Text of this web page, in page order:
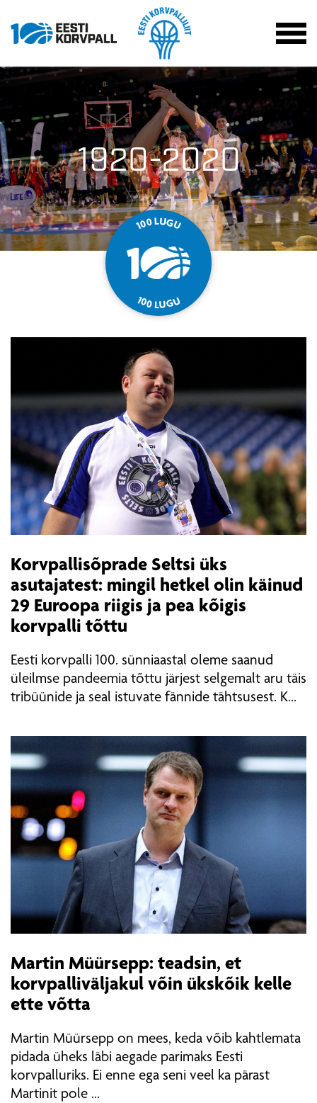
100LUGU
100LUGU
1920-2020
Korvpallisõprade Seltsi üks
asutajatest: mingil hetkel olin käinud
29 Euroopa riigis ja pea kõigis
korvpalli tõttu
Eesti korvpalli 100. sünniaastal oleme saanud
üleilmse pandeemia tõttu järjest selgemalt aru täis
tribüünide ja seal istuvate fännide tähtsusest. K...
Martin Müürsepp: teadsin, et
korvpalliväljakul võin ükskõik kelle
ette võtta
Martin Müürsepp on mees, keda võib kahtlemata
pidada üheks läbi aegade parimaks Eesti
korvpalluriks. Ei enne ega seni veel ka pärast
Martinit pole ...